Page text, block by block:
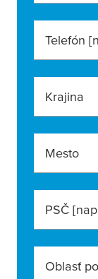
Telefón
Krajina
Mesto
PSČ
Oblasť